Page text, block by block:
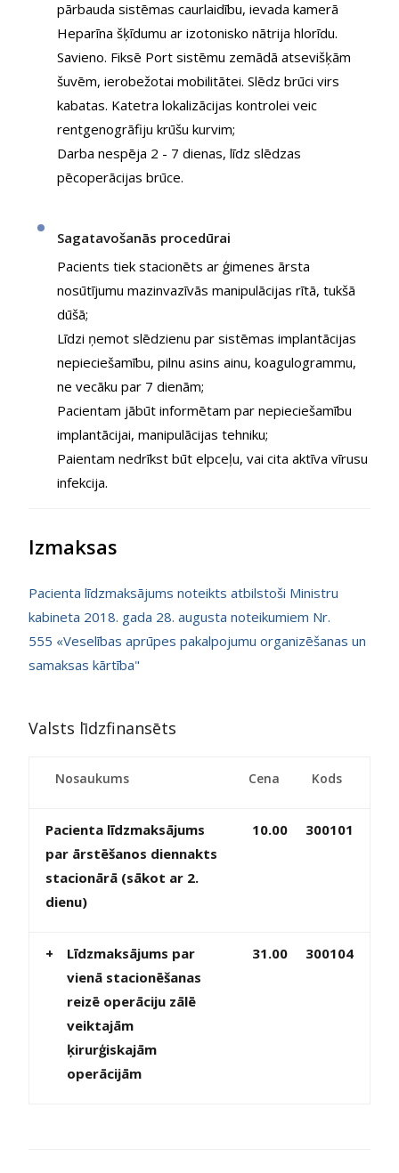
pārbauda sistēmas caurlaidību, ievada kamerā
Heparīna šķīdumu ar izotonisko nātrija hlorīdu.
Savieno. Fiksē Port sistēmu zemādā atsevišķām
šuvēm, ierobežotai mobilitātei. Slēdz brūci virs
kabatas. Katetra lokalizācijas kontrolei veic
rentgenogrāfiju krūšu kurvim;
Darba nespēja 2 - 7 dienas, līdz slēdzas
pēcoperācijas brūce.
Sagatavošanās procedūrai
Pacients tiek stacionēts ar ģimenes ārsta
nosūtījumu mazinvazīvās manipulācijas rītā, tukšā
dūšā;
Līdzi ņemot slēdzienu par sistēmas implantācijas
nepieciešamību, pilnu asins ainu, koagulogrammu,
ne vecāku par 7 dienām;
Pacientam jābūt informētam par nepieciešamību
implantācijai, manipulācijas tehniku;
Paientam nedrīkst būt elpceļu, vai cita aktīva vīrusu
infekcija.
Izmaksas
Pacienta līdzmaksājums noteikts atbilstoši Ministru
kabineta 2018. gada 28. augusta noteikumiem Nr.
555 «Veselības aprūpes pakalpojumu organizēšanas un
samaksas kārtība"
Valsts līdzfinansēts
Nosaukums Cena Kods
Pacienta līdzmaksājums
par ārstēšanos diennakts
stacionārā (sākot ar 2.
dienu)
10.00 300101
+
Līdzmaksājums par
vienā stacionēšanas
reizē operāciju zālē
veiktajām
ķirurģiskajām
operācijām
31.00 300104